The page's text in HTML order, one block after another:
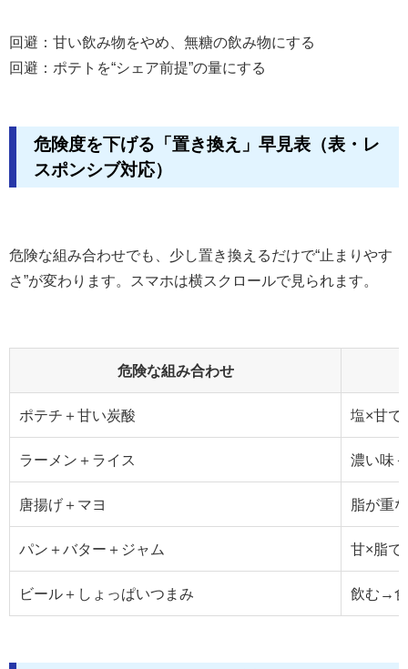
回避：甘い飲み物をやめ、無糖の飲み物にする
回避：ポテトを“シェア前提”の量にする
危険度を下げる「置き換え」早見表（表・レ
スポンシブ対応）
危険な組み合わせでも、少し置き換えるだけで“止まりやす
さ”が変わります。スマホは横スクロールで見られます。
危険な組み合わせ
ポテチ＋甘い炭酸 塩×甘で
ラーメン＋ライス 濃い味
唐揚げ＋マヨ 脂が重
パン＋バター＋ジャム 甘×脂で
ビール＋しょっぱいつまみ 飲む→